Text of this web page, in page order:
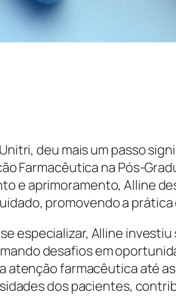
deu mais um passo
Farmacêutica na Pós-
e aprimoramento, Alline
promovendo a
especializar, Alline
desafios em
farmacêutica até
dos pacientes,